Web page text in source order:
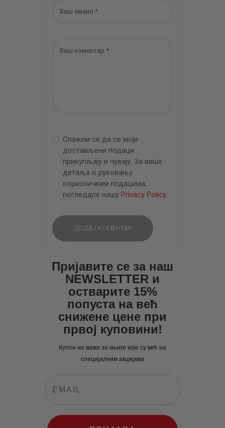
Слажем се да се моји
достављени подаци
прикупљају и чувају. За више
детаља о руковању
корисничким подацима,
погледајте нашу Privacy Policy.
Пријавите се за наш
NEWSLETTER и
остварите 15%
попуста на већ
снижене цене при
првој куповини!
Купон не важи за књиге које су већ на
специјалним акцијама